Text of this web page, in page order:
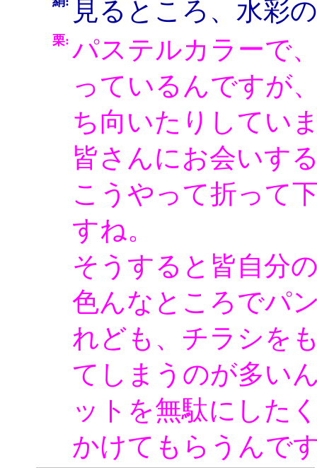
見るところ、水彩
栗: パステルカラーで
っているんですが
ち向いたりしてい
皆さんにお会いす
こうやって折って
すね。
そうすると皆自分
色んなところでパ
れども、チラシを
てしまうのが多い
ットを無駄にした
かけてもらうんで